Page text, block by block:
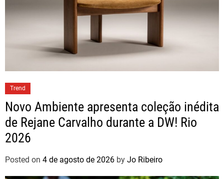
Trend
Novo Ambiente apresenta coleção inédita
de Rejane Carvalho durante a DW! Rio
2026
Posted on 4 de agosto de 2026 by Jo Ribeiro